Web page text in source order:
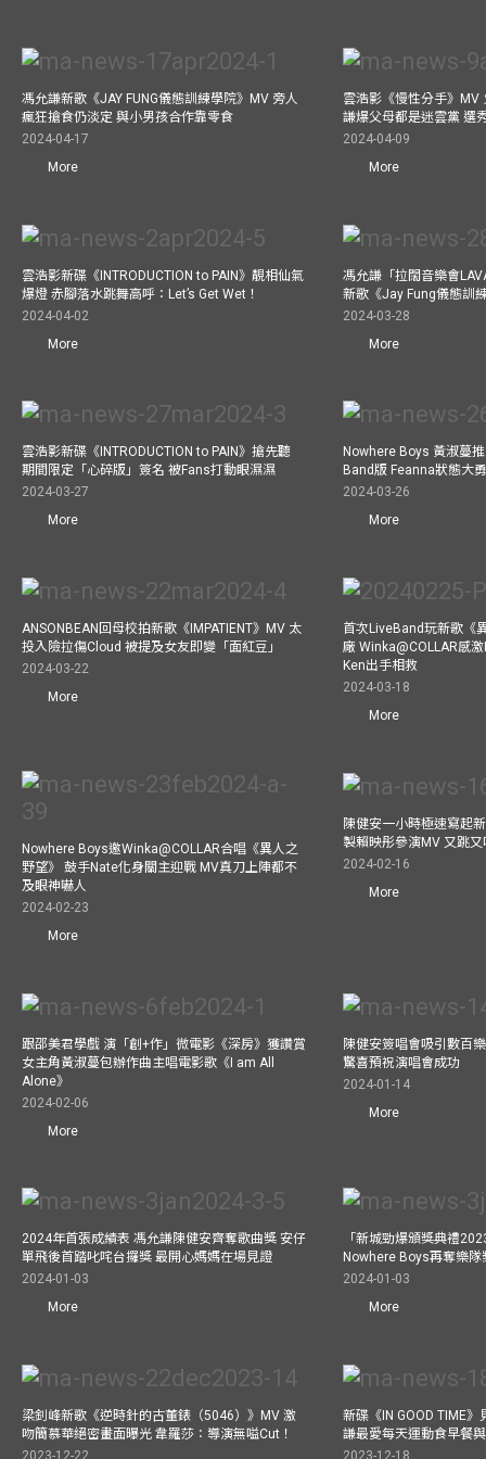
馮允謙新歌《JAY FUNG儀態訓練學院》MV 旁人
瘋狂搶食仍淡定 與小男孩合作靠零食
2024-04-17
More
雲浩影《慢性分手》MV
謙爆父母都是迷雲黨 選
2024-04-09
More
雲浩影新碟《INTRODUCTION to PAIN》靚相仙氣
爆燈 赤腳落水跳舞高呼：Let’s Get Wet！
2024-04-02
More
馮允謙「拉闊音樂會
新歌《Jay Fung儀態訓
2024-03-28
More
雲浩影新碟《INTRODUCTION to PAIN》搶先聽
期間限定「心碎版」簽名 被Fans打動眼濕濕
2024-03-27
More
Nowhere Boys 黃淑蔓
Band版 Feanna狀態大
2024-03-26
More
ANSONBEAN回母校拍新歌《IMPATIENT》MV 太
投入險拉傷Cloud 被提及女友即變「面紅豆」
2024-03-22
More
首次LiveBand玩新歌《
廠 Winka@COLLAR感
Ken出手相救
2024-03-18
More
Nowhere Boys邀Winka@COLLAR合唱《異人之
野望》 鼓手Nate化身關主迎戰 MV真刀上陣都不
及眼神嚇人
2024-02-23
More
陳健安一小時極速寫起
製賴映彤參演MV 又跳
2024-02-16
More
跟邵美君學戲 演「創+作」微電影《深房》獲讚賞
女主角黃淑蔓包辦作曲主唱電影歌《I am All
Alone》
2024-02-06
More
陳健安簽唱會吸引數百
驚喜預祝演唱會成功
2024-01-14
More
2024年首張成績表 馮允謙陳健安齊奪歌曲獎 安仔
單飛後首踏叱咤台攞獎 最開心媽媽在場見證
2024-01-03
More
「新城勁爆頒獎典禮
Nowhere Boys再奪樂
2024-01-03
More
梁釗峰新歌《逆時針的古董錶（5046）》MV 激
吻簡慕華絕密畫面曝光 韋羅莎：導演無嗌Cut！
2023-12-22
新碟《IN GOOD TIME
謙最愛每天運動食早餐
2023-12-18